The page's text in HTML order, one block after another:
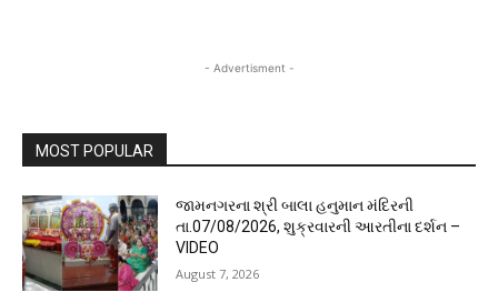
- Advertisment -
MOST POPULAR
જામનગરના શ્રી બાલા હનુમાન મંદિરની
તા.07/08/2026, શુક્રવારની આરતીના દર્શન –
VIDEO
August 7, 2026